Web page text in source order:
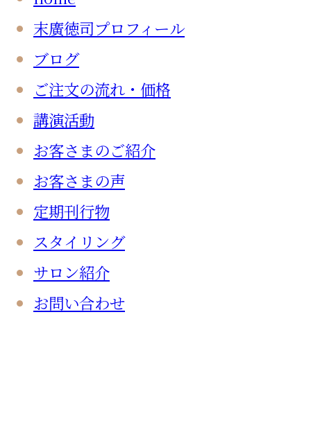
末廣徳司プロフィール
ブログ
ご注文の流れ・価格
講演活動
お客さまのご紹介
お客さまの声
定期刊行物
スタイリング
サロン紹介
お問い合わせ